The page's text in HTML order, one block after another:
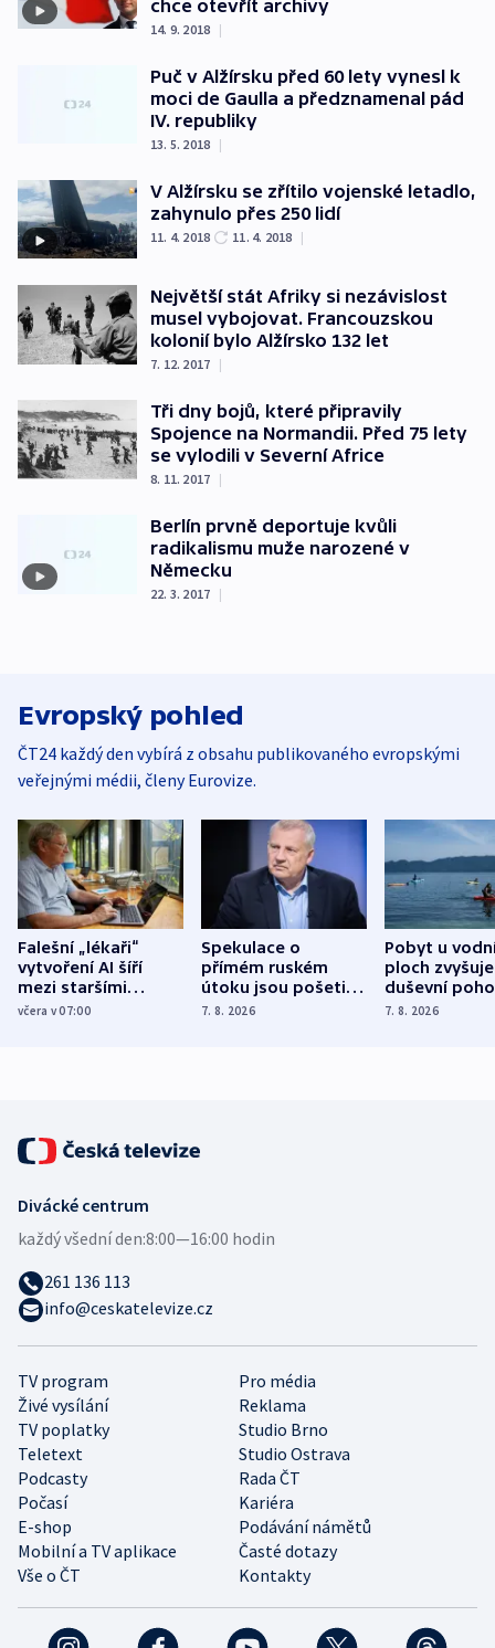
chce otevřít archivy
14. 9. 2018 |
Puč v Alžírsku před 60 lety vynesl k
moci de Gaulla a předznamenal pád
IV. republiky
13. 5. 2018 |
V Alžírsku se zřítilo vojenské letadlo,
zahynulo přes 250 lidí
11. 4. 2018 11. 4. 2018 |
Největší stát Afriky si nezávislost
musel vybojovat. Francouzskou
kolonií bylo Alžírsko 132 let
7. 12. 2017 |
Tři dny bojů, které připravily
Spojence na Normandii. Před 75 lety
se vylodili v Severní Africe
8. 11. 2017 |
Berlín prvně deportuje kvůli
radikalismu muže narozené v
Německu
22. 3. 2017 |
Evropský pohled
ČT24 každý den vybírá z obsahu publikovaného evropskými
veřejnými médii, členy Eurovize.
Falešní „lékaři“
vytvoření AI šíří
mezi staršími
Poláky nebezpečné
včera v 07:00
Spekulace o
přímém ruském
útoku jsou pošetilé,
míní estonský
7. 8. 2026
Pobyt u
ploch zvyšuje
duševní
ukázala
7. 8. 2026
TV program
Pro média
Živé vysílání
Reklama
TV poplatky
Studio Brno
Teletext
Studio Ostrava
Podcasty
Rada ČT
Počasí
Kariéra
E-shop
Podávání námětů
Mobilní a TV aplikace
Časté dotazy
Vše o ČT
Kontakty
Divácké centrum
každý všední den:8:00—16:00 hodin
261 136 113
info@ceskatelevize.cz